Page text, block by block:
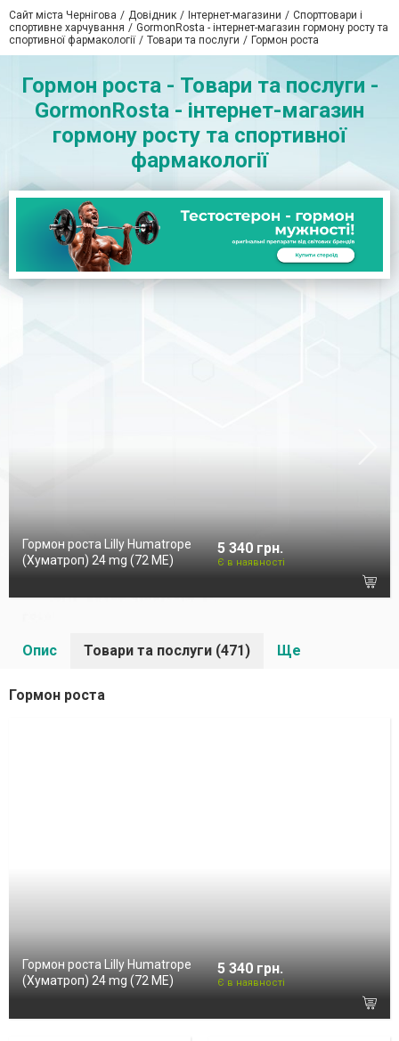
Сайт міста Чернігова Довідник Інтернет-магазини
Спорттовари і
спортивне харчування
GormonRosta - інтернет-магазин гормону росту та
спортивної фармакології
Товари та послуги Гормон роста
Гормон роста - Товари та послуги -
GormonRosta - інтернет-магазин
гормону росту та спортивної
фармакології
Гормон роста Lilly Humatrope
(Хуматроп) 24 mg (72 МЕ)
5 340 грн.
Є в наявності
Опис Товари та послуги (471) Ще
Гормон роста
Гормон роста Lilly Humatrope
(Хуматроп) 24 mg (72 МЕ)
5 340 грн.
Є в наявності